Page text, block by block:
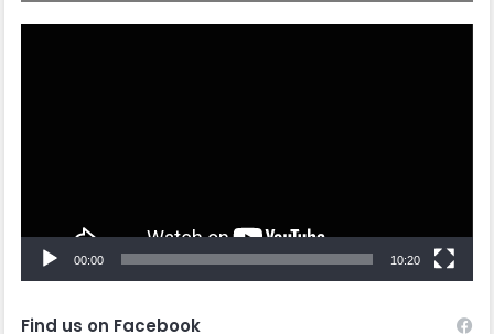
00:00 10:20
Find us on Facebook